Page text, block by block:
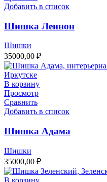
Добавить в список
Шишка Леннон
Шишки
35000,00 ₽
В корзину
Просмотр
Сравнить
Добавить в список
Шишка Адама
Шишки
35000,00 ₽
В корзину